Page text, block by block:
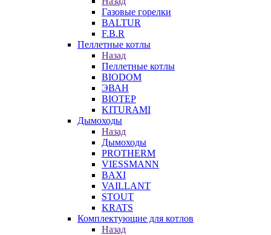
Газовые горелки
BALTUR
F.B.R
Пеллетные котлы
Назад
Пеллетные котлы
BIODOM
ЭВАН
BIOTEP
KITURAMI
Дымоходы
Назад
Дымоходы
PROTHERM
VIESSMANN
BAXI
VAILLANT
STOUT
KRATS
Комплектующие для котлов
Назад